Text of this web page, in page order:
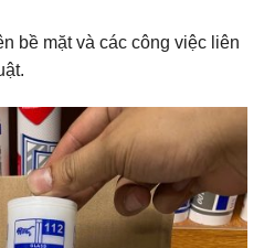
bề mặt và các công việc liên